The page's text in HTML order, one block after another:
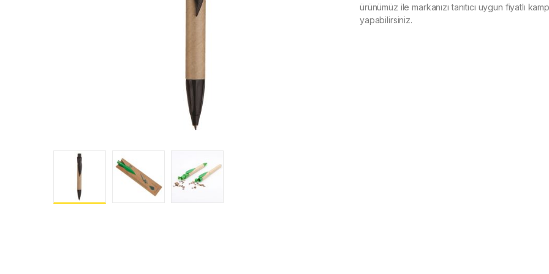
ürünümüz ile markanızı tanıtıcı uygun fiyatlı
yapabilirsiniz.